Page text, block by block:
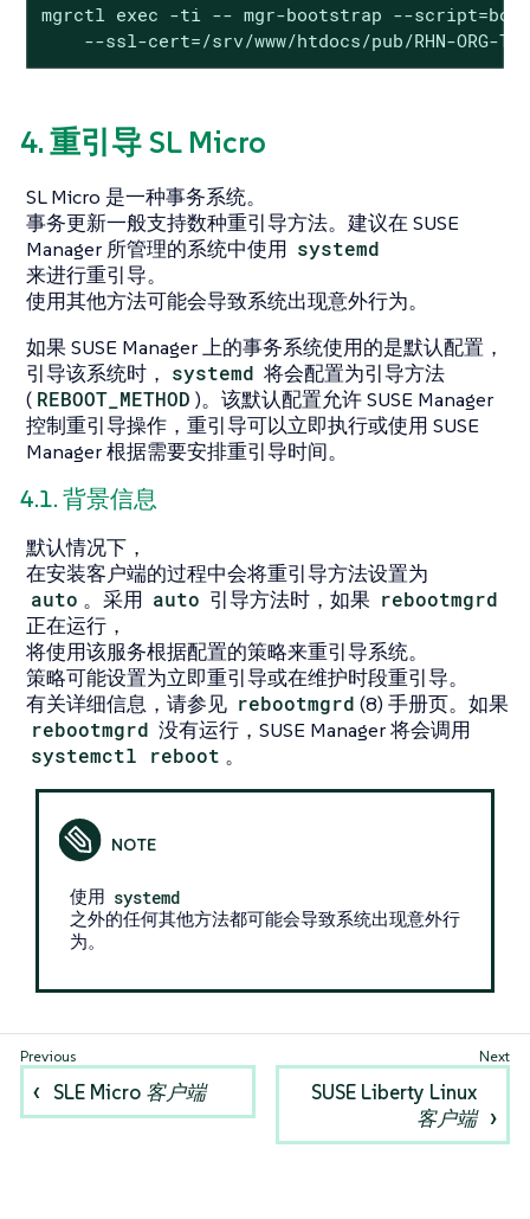
mgrctl exec -ti -- mgr-bootstrap --
--ssl-cert=/srv/www/htdocs/pub/RHN-ORG-
4. 重引导 SL Micro
SL Micro 是一种事务系统。
事务更新一般支持数种重引导方法。建议在 SUSE
Manager 所管理的系统中使用 systemd
来进行重引导。
使用其他方法可能会导致系统出现意外行为。
如果 SUSE Manager 上的事务系统使用的是默认配置，
引导该系统时， systemd 将会配置为引导方法
( REBOOT_METHOD )。该默认配置允许 SUSE Manager
控制重引导操作，重引导可以立即执行或使用 SUSE
Manager 根据需要安排重引导时间。
4.1. 背景信息
默认情况下，
在安装客户端的过程中会将重引导方法设置为
auto 。采用 auto 引导方法时，如果 rebootmgrd
正在运行，
将使用该服务根据配置的策略来重引导系统。
策略可能设置为立即重引导或在维护时段重引导。
有关详细信息，请参见 rebootmgrd (8) 手册页。如果
rebootmgrd 没有运行，SUSE Manager 将会调用
systemctl reboot 。
使用 systemd
之外的任何其他方法都可能会导致系统出现意外行
为。
SLE Micro 客户端
SUSE Liberty Linux
客户端